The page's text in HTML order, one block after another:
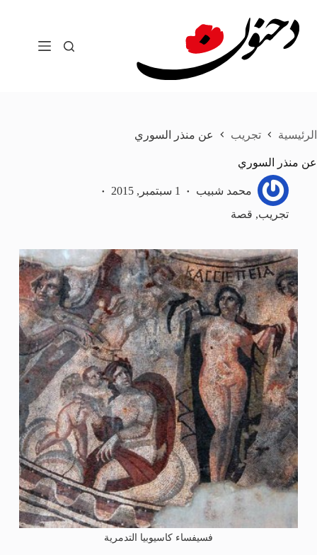
المحتوى
الرئيسية تجريب عن منذر السوري
عن منذر السوري
محمد شبيب
1 سبتمبر, 2015
تجريب, قصة
فسيفساء كاسيوبيا التدمرية